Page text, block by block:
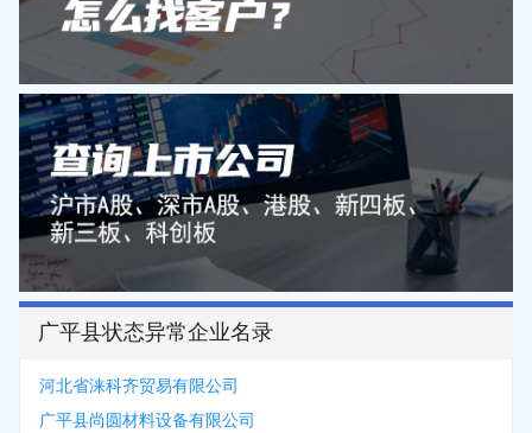
广平县状态异常企业名录
河北省涞科齐贸易有限公司
广平县尚圆材料设备有限公司